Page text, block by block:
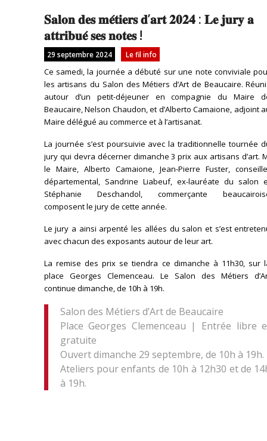
𝐒𝐚𝐥𝐨𝐧 𝐝𝐞𝐬 𝐦𝐞́𝐭𝐢𝐞𝐫𝐬 𝐝’𝐚𝐫𝐭 𝟐𝟎𝟐𝟒 : 𝐋𝐞 𝐣𝐮𝐫𝐲 𝐚
𝐚𝐭𝐭𝐫𝐢𝐛𝐮𝐞́ 𝐬𝐞𝐬 𝐧𝐨𝐭𝐞𝐬 !
29 septembre 2024 Le fil info
Ce samedi, la journée a débuté sur une note conviviale
les artisans du Salon des Métiers d’Art de Beaucaire.
autour d’un petit-déjeuner en compagnie du Maire
Beaucaire, Nelson Chaudon, et d’Alberto Camaione, adjoint
Maire délégué au commerce et à l’artisanat.
La journée s’est poursuivie avec la traditionnelle tournée
jury qui devra décerner dimanche 3 prix aux artisans d’art.
le Maire, Alberto Camaione, Jean-Pierre Fuster,
départemental, Sandrine Liabeuf, ex-lauréate du salon
Stéphanie Deschandol, commerçante
composent le jury de cette année.
Le jury a ainsi arpenté les allées du salon et s’est
avec chacun des exposants autour de leur art.
La remise des prix se tiendra ce dimanche à 11h30, sur
place Georges Clemenceau. Le Salon des Métiers
continue dimanche, de 10h à 19h.
Salon des Métiers d’Art de Beaucaire
Place Georges Clemenceau | Entrée libre
gratuite
Ouvert dimanche 29 septembre, de 10h à 19h.
Ateliers pour enfants de 10h à 12h30 et de
à 19h.